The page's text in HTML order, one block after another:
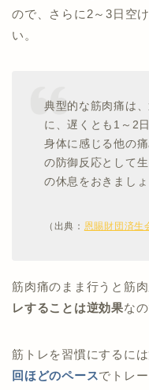
ので、さらに2～3日空
い。
典型的な筋肉痛は
に、遅くとも1～2
身体に感じる他の
の防御反応として
の休息をおきましょ
（出典： 恩賜財団済生
筋肉痛のまま行うと筋
レすることは逆効果なの
筋トレを習慣にするに
回ほどのペースでトレ